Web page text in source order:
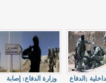
وزارة الدفاع: إصابة
;الدفاع